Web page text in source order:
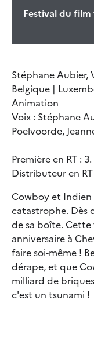
Festival du
Stéphane Aubier,
Belgique |
Animation
Voix : Stéphane
Poelvoorde,
Première en RT :
Distributeur en
Cowboy et Indien
catastrophe. Dès
de sa boîte.
anniversaire à
faire soi-même !
dérape, et que
milliard de
c'est un tsunami !